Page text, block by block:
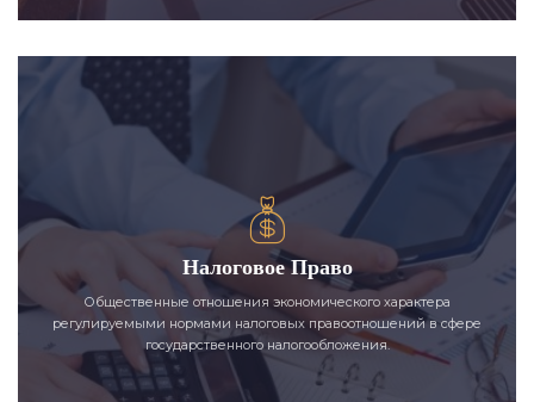
Налоговое Право
Общественные отношения экономического характера
регулируемыми нормами налоговых правоотношений в сфере
государственного налогообложения.